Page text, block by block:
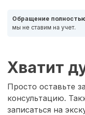
Обращение
мы не ставим на учет.
Хватит
Просто оставьте
консультацию.
записаться на